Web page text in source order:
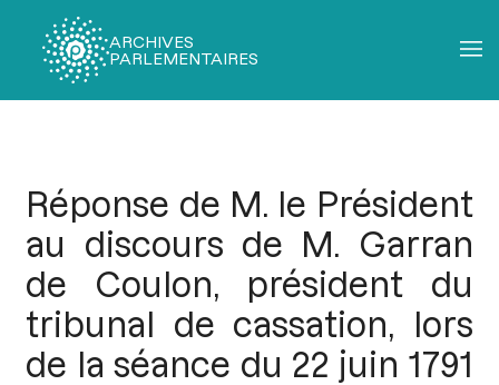
ARCHIVES
PARLEMENTAIRES
Réponse de M. le Président
au discours de M. Garran
de Coulon, président du
tribunal de cassation, lors
de la séance du 22 juin 1791